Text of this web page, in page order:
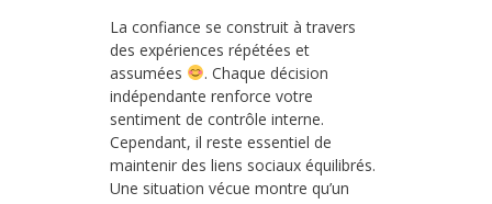
La confiance se construit à travers
des expériences répétées et
assumées
. Chaque décision
indépendante renforce votre
sentiment de contrôle interne.
Cependant, il reste essentiel de
maintenir des liens sociaux équilibrés.
Une situation vécue montre qu’un